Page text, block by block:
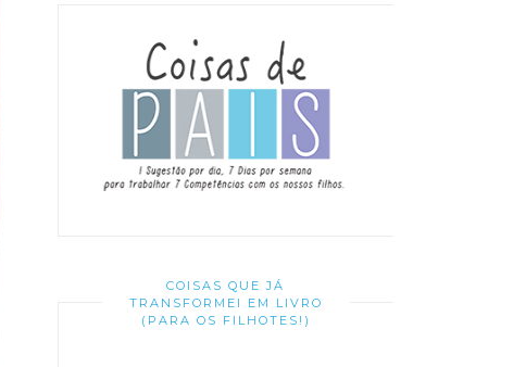
COISAS QUE JÁ
TRANSFORMEI EM LIVRO
(PARA OS FILHOTES!)